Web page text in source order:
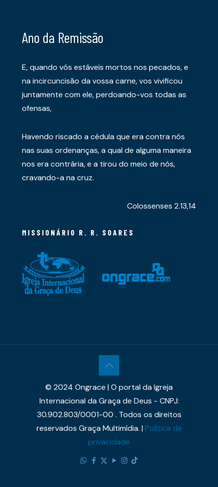
Ano da Remissão
E, quando vós estáveis mortos nos pecados, e
na incircuncisão da vossa carne, vos vivificou
juntamente com ele, perdoando-vos todas as
ofensas,
Havendo riscado a cédula que era contra nós
nas suas ordenanças, a qual de alguma maneira
nos era contrária, e a tirou do meio de nós,
cravando-a na cruz.
Colossenses 2.13,14
MISSIONÁRIO R. R. SOARES
© 2024 Ongrace | O portal da Igreja
Internacional da Graça de Deus - CNPJ:
30.902.803/0001-00 . Todos os direitos
reservados Graça Multimídia. |Política de
privacidade